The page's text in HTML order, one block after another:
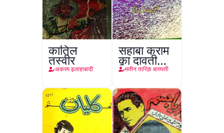
कातिल
तस्वीर
अकरम इलाहाबादी
सहाबा कराम
का दावती
किरदार
मतीन तारिक़ बाग़पती